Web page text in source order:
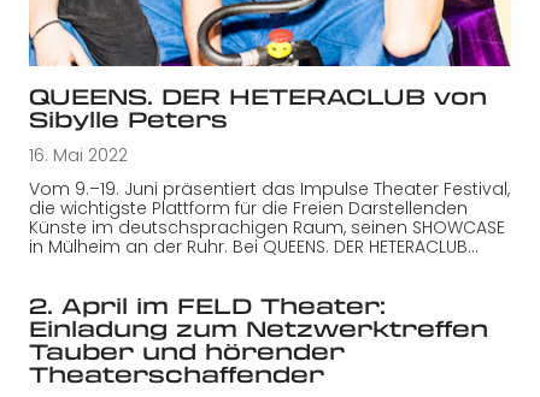
QUEENS. DER HETERACLUB von
Sibylle Peters
16. Mai 2022
Vom 9.–19. Juni präsentiert das Impulse Theater Festival,
die wichtigste Plattform für die Freien Darstellenden
Künste im deutschsprachigen Raum, seinen SHOWCASE
in Mülheim an der Ruhr. Bei QUEENS. DER HETERACLUB…
2. April im FELD Theater:
Einladung zum Netzwerktreffen
Tauber und hörender
Theaterschaffender